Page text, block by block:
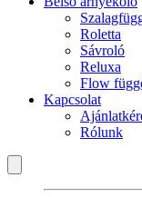
Roletta
Sávroló
Reluxa
Flow
Kapcsolat
Rólunk